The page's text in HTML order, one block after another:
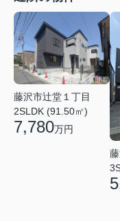
藤沢市辻堂１丁目
2SLDK (91.50㎡)
7,780万円